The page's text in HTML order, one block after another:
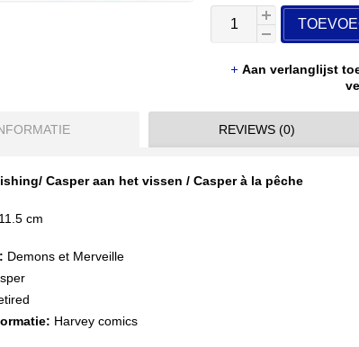
Aan verlanglijst
REVIEWS (0)
Casper aan het vissen / Casper à la pêche
11.5 cm
Demons et Merveille
Harvey comics